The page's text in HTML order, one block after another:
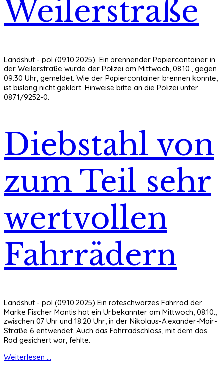
Weilerstraße
Landshut - pol (09.10.2025) Ein brennender Papiercontainer in
der Weilerstraße wurde der Polizei am Mittwoch, 08.10., gegen
09:30 Uhr, gemeldet. Wie der Papiercontainer brennen konnte,
ist bislang nicht geklärt. Hinweise bitte an die Polizei unter
0871/9252-0.
Diebstahl von
zum Teil sehr
wertvollen
Fahrrädern
Landshut - pol (09.10.2025) Ein roteschwarzes Fahrrad der
Marke Fischer Montis hat ein Unbekannter am Mittwoch, 08.10.,
zwischen 07 Uhr und 18:20 Uhr, in der Nikolaus-Alexander-Mair-
Straße 6 entwendet. Auch das Fahrradschloss, mit dem das
Rad gesichert war, fehlte.
Weiterlesen ...